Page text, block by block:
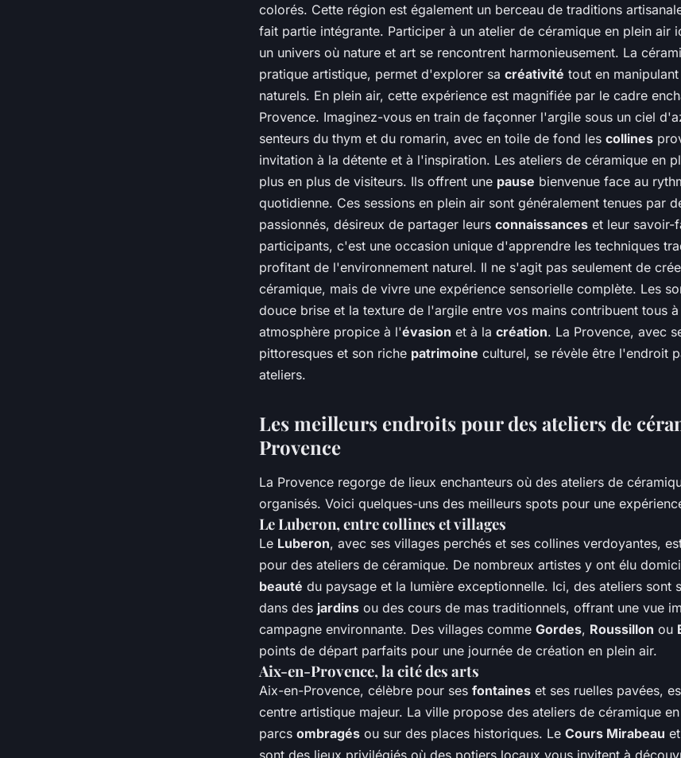
colorés. Cette région est également un berceau de traditions
fait partie intégrante. Participer à un atelier de céramique en plein air
un univers où nature et art se rencontrent harmonieusement. La
pratique artistique, permet d'explorer sa créativité tout en
naturels. En plein air, cette expérience est magnifiée par le cadre
Provence. Imaginez-vous en train de façonner l'argile sous un ciel
senteurs du thym et du romarin, avec en toile de fond les collines
invitation à la détente et à l'inspiration. Les ateliers de céramique en
plus en plus de visiteurs. Ils offrent une pause bienvenue face au
quotidienne. Ces sessions en plein air sont généralement tenues par
passionnés, désireux de partager leurs connaissances et leur savoir-
participants, c'est une occasion unique d'apprendre les techniques
profitant de l'environnement naturel. Il ne s'agit pas seulement de
céramique, mais de vivre une expérience sensorielle complète. Les
douce brise et la texture de l'argile entre vos mains contribuent tous
atmosphère propice à l'évasion et à la création. La Provence, avec
pittoresques et son riche patrimoine culturel, se révèle être l'endroit
ateliers.
Les meilleurs endroits pour des ateliers de
Provence
La Provence regorge de lieux enchanteurs où des ateliers de
organisés. Voici quelques-uns des meilleurs spots pour une
Le Luberon, entre collines et villages
Le Luberon, avec ses villages perchés et ses collines verdoyantes,
pour des ateliers de céramique. De nombreux artistes y ont élu
beauté du paysage et la lumière exceptionnelle. Ici, des ateliers sont
dans des jardins ou des cours de mas traditionnels, offrant une vue
campagne environnante. Des villages comme Gordes, Roussillon ou
points de départ parfaits pour une journée de création en plein air.
Aix-en-Provence, la cité des arts
Aix-en-Provence, célèbre pour ses fontaines et ses ruelles pavées,
centre artistique majeur. La ville propose des ateliers de céramique
parcs ombragés ou sur des places historiques. Le Cours Mirabeau
sont des lieux privilégiés où des potiers locaux vous invitent à